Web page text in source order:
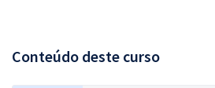
Conteúdo deste curso